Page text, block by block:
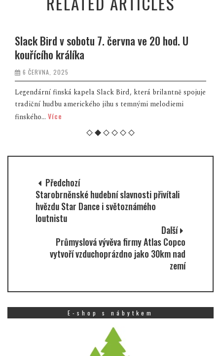
Slack Bird v sobotu 7. června ve 20 hod. U
kouřícího králíka
6 ČERVNA, 2025
Legendární finská kapela Slack Bird, která brilantně spojuje
tradiční hudbu amerického jihu s temnými melodiemi
finského... Více
Předchozí
Starobrněnské hudební slavnosti přivítali
hvězdu Star Dance i světoznámého
loutnistu
Další
Průmyslová vývěva firmy Atlas Copco
vytvoří vzduchoprázdno jako 30km nad
zemí
E-shop s nábytkem